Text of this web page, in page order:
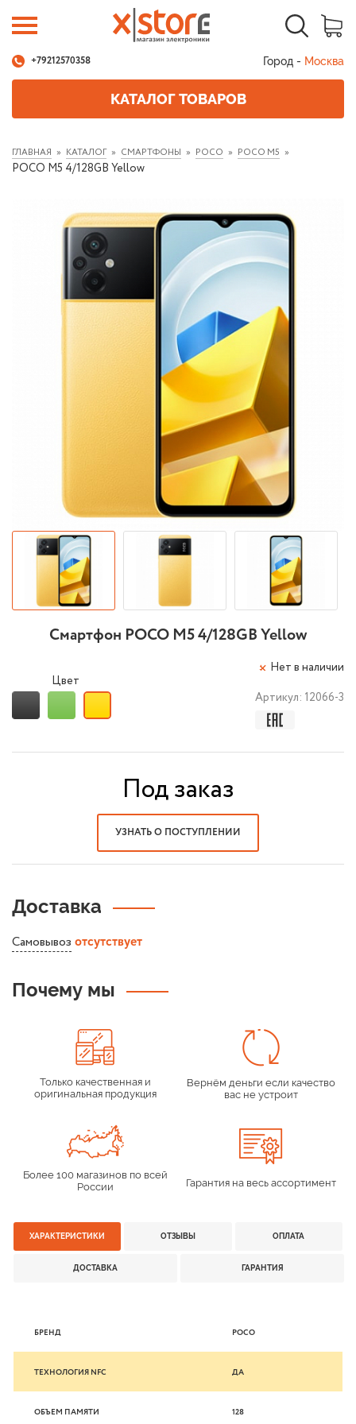
+79212570358 Город - Москва
КАТАЛОГ ТОВАРОВ
ГЛАВНАЯ КАТАЛОГ СМАРТФОНЫ POCO POCO M5
POCO M5 4/128GB Yellow
Смартфон POCO M5 4/128GB Yellow
Нет в наличии
Артикул: 12066-3
Цвет
Под заказ
УЗНАТЬ О ПОСТУПЛЕНИИ
Доставка
Самовывоз отсутствует
Почему мы
Только качественная и
оригинальная продукция
Вернём деньги если качество
вас не устроит
Более 100 магазинов по всей
России
Гарантия на весь ассортимент
ХАРАКТЕРИСТИКИ ОТЗЫВЫ ОПЛАТА
ДОСТАВКА ГАРАНТИЯ
БРЕНД POCO
ТЕХНОЛОГИЯ NFС ДА
ОБЪЕМ ПАМЯТИ 128